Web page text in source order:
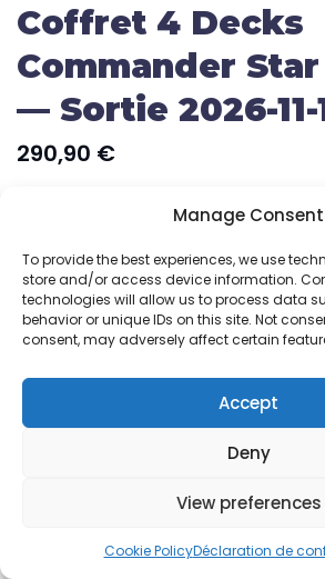
Manage Consent
To provide the best experiences, we use
store and/or access device information.
technologies will allow us to process data
behavior or unique IDs on this site. Not
consent, may adversely affect certain
Accept
Deny
View preferences
Cookie PolicyDéclaration de
BOUTIQUE
Coffret 4 Decks
Commander
— Sortie 2026-11-
290,90 €
AJOUTER AU PANIER
Coffret Magic Star Trek FR : les 4
à jouer (Federation Fleet, Landing Party,